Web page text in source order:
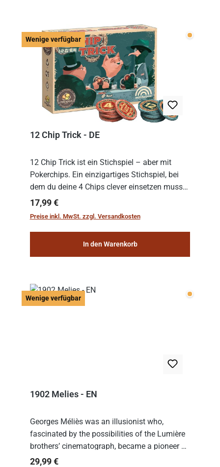
Wenige verfügbar Wenige
12 Chip Trick - DE
12 Chip Trick ist ein Stichspiel – aber mit
Pokerchips. Ein einzigartiges Stichspiel, bei
dem du deine 4 Chips clever einsetzen musst.
Wer die Chips mit dem höchsten Gesamtwert
hat, gewinnt die Runde. Aber Vorsicht: D...
Regulärer Preis:
17,99 €
Preise inkl. MwSt. zzgl. Versandkosten
In den Warenkorb
Wenige verfügbar Wenige
1902 Melies - EN
Georges Méliès was an illusionist who,
fascinated by the possibilities of the Lumière
brothers’ cinematograph, became a pioneer of
cinema. In 1902, he filmed his most famous
Regulärer Preis:
29,99 €